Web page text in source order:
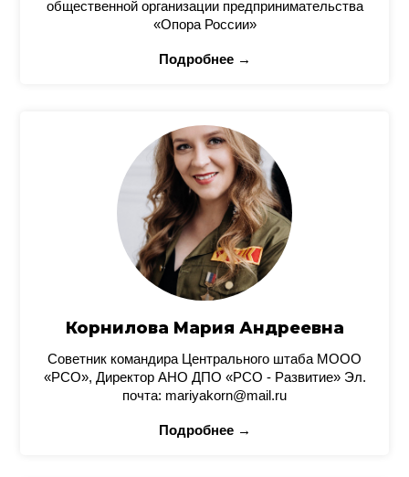
общественной организации предпринимательства
«Опора России»
Подробнее →
Корнилова Мария Андреевна
Советник командира Центрального штаба МООО
«РСО», Директор АНО ДПО «РСО - Развитие» Эл.
почта: mariyakorn@mail.ru
Подробнее →